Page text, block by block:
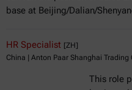
base at Beijing/Dalian/
HR Specialist [ZH]
China | Anton Paar Shanghai Trading
This role